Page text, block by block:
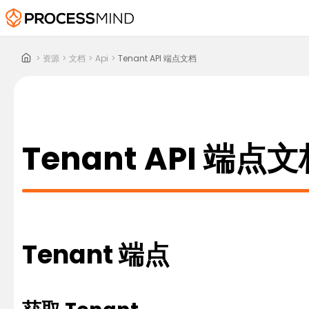
> 资源 > 文档 > Api > Tenant API 端点文档
Tenant API 端点文
Tenant 端点